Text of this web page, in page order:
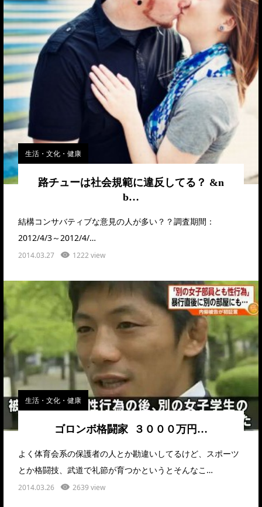
生活・文化・健康
路チューは社会規範に違反してる？ &n
b…
結構コンサバティブな意見の人が多い？？調査期間：
2012/4/3～2012/4/…
2014.03.27 1222 view
生活・文化・健康
ゴロンボ格闘家 ３０００万円…
よく体育会系の保護者の人とか勘違いしてるけど、スポーツ
とか格闘技、武道で礼節が育つかというとそんなこ…
2014.03.26 2639 view